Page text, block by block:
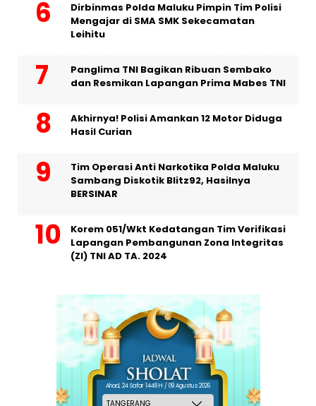
Dirbinmas Polda Maluku Pimpin Tim Polisi
Mengajar di SMA SMK Sekecamatan
Leihitu
Panglima TNI Bagikan Ribuan Sembako
dan Resmikan Lapangan Prima Mabes TNI
Akhirnya! Polisi Amankan 12 Motor Diduga
Hasil Curian
Tim Operasi Anti Narkotika Polda Maluku
Sambang Diskotik Blitz92, Hasilnya
BERSINAR
Korem 051/Wkt Kedatangan Tim Verifikasi
Lapangan Pembangunan Zona Integritas
(ZI) TNI AD TA. 2024
Ahad, 24 Safar 1448 H / 09 Agustus 2026